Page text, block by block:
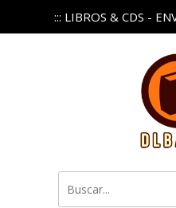
::: LIBROS & CDS -